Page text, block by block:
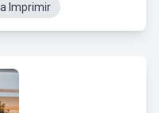
Imprimir